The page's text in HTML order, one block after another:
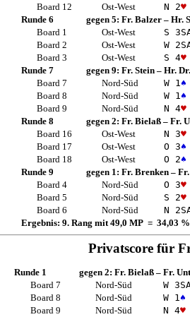
Board 12
Ost-West N 2♥
Runde 6
gegen 5: Fr. Balzer– Hr.
Board 1
Ost-West S 3
Board 2
Ost-West W 2
Board 3
Ost-West S 4♥
Runde 7
gegen 9: Fr. Stein– Hr.
Board 7
Nord-Süd W 1 ♠
Board 8
Nord-Süd W 1 ♠
Board 9
Nord-Süd N 4♥
Runde 8
gegen 2: Fr. Bielaß– Fr.
Board 16
Ost-West N 3♥
Board 17
Ost-West O 3♠
Board 18
Ost-West O 2♠
Runde 9
gegen 1: Fr. Brenken–
Board 4
Nord-Süd O 3♥
Board 5
Nord-Süd S 2♥
Board 6
Nord-Süd N 2
Ergebnis: 9. Rang mit 49,0 MP = 34,03 %
Privatscore für
Runde 1 gegen 2: Fr. Bielaß – Fr.
Board 7
Nord-Süd W 3
Board 8
Nord-Süd W 1♠
Board 9
Nord-Süd N 4♥